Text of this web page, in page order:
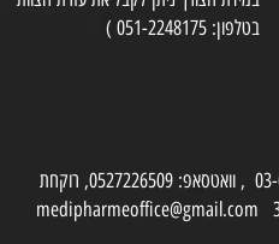
בטלפון: 051-2248175 )
לייעוץ עם רוקח נא לחייג למס' 03-6560428 , וואטסאפ: 0527226509, רוקחת